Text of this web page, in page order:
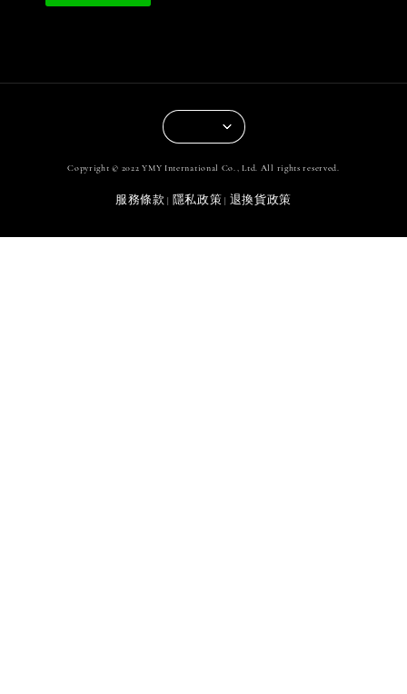
Copyright © 2022 YMY International Co., Ltd. All rights reserved.
服務條款 | 隱私政策 | 退換貨政策